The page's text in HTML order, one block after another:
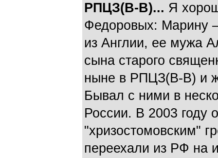
РПЦЗ(В-В)... Я
Федоровых: Марину
из Англии, ее мужа
сына старого
ныне в РПЦЗ(В-В) и
Бывал с ними в
России. В 2003 году
"хризостомовским"
переехали из РФ на